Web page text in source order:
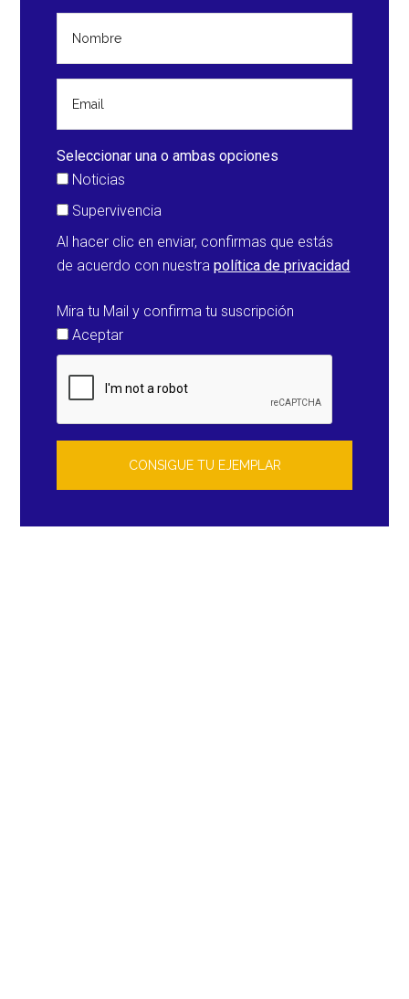
de
Seleccionar una o ambas opciones
Noticias
Supervivencia
Al hacer clic en enviar, confirmas que estás
de acuerdo con nuestrapolítica de privacidad
Mira tu Mail y confirma tu suscripción
Aceptar